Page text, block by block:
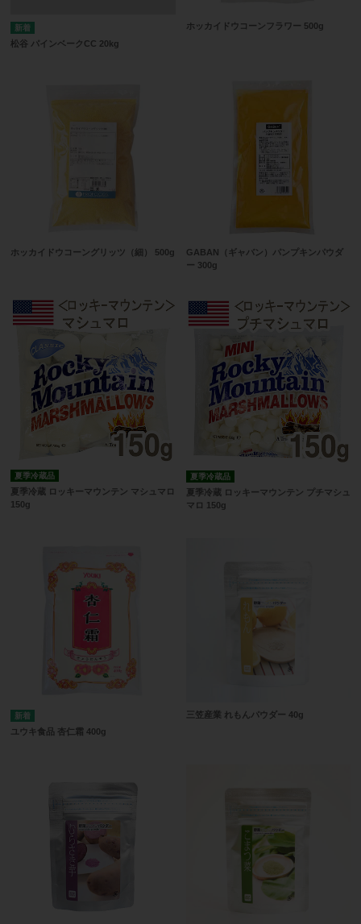
松谷 パインベークCC 20kg
ホッカイドウコーンフラワー 500g
ホッカイドウコーングリッツ（細） 500g
GABAN（ギャバン）パンプキンパウダ
ー 300g
夏季冷蔵品
夏季冷蔵 ロッキーマウンテン マシュマロ
150g
夏季冷蔵品
夏季冷蔵 ロッキーマウンテン プチマシュ
マロ 150g
ユウキ食品 杏仁霜 400g
三笠産業 れもんパウダー 40g